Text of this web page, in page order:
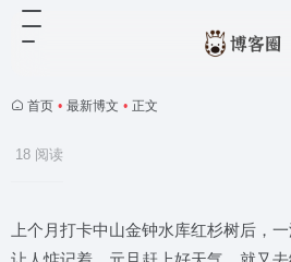
首页 • 最新博文 • 正文
18 阅读
上个月打卡中山金钟水库红杉树后，